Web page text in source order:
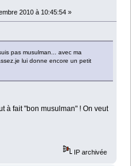
2010 à 10:45:54 »
pas musulman... avec ma
lui donne encore un petit
à fait "bon musulman" ! On veut
IP archivée